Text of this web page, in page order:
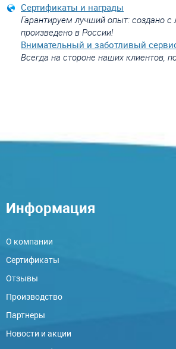
Сертификаты и награды
Гарантируем лучший опыт: создано с
произведено в России!
Внимательный и заботливый
Всегда на стороне наших клиентов,
Информация
О компании
Сертификаты
Отзывы
Производство
Партнеры
Новости и акции